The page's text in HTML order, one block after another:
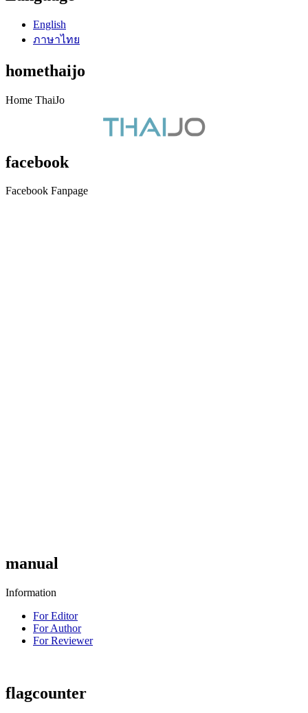
English
ภาษาไทย
homethaijo
Home ThaiJo
facebook
Facebook Fanpage
manual
Information
For Editor
For Author
For Reviewer
flagcounter